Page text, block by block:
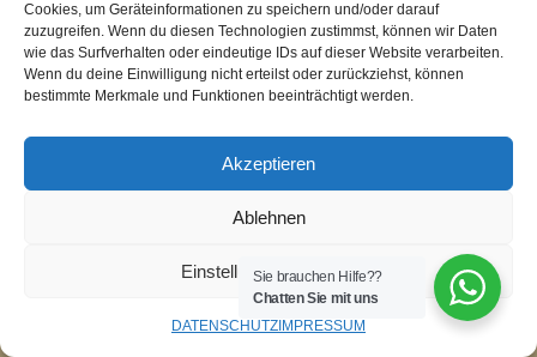
Cookies, um Geräteinformationen zu speichern und/oder darauf
zuzugreifen. Wenn du diesen Technologien zustimmst, können wir Daten
wie das Surfverhalten oder eindeutige IDs auf dieser Website verarbeiten.
Wenn du deine Einwilligung nicht erteilst oder zurückziehst, können
bestimmte Merkmale und Funktionen beeinträchtigt werden.
Akzeptieren
Ablehnen
Einstellungen ansehen
DATENSCHUTZ IMPRESSUM
Neve| Präsentiert vonWordPress
Sie brauchen Hilfe??
Chatten Sie mit uns